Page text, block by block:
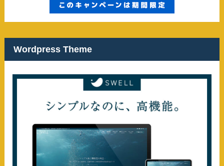
Wordpress Theme